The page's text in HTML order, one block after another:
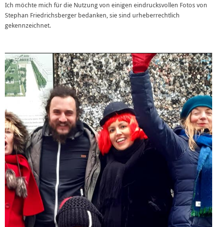
Ich möchte mich für die Nutzung von einigen eindrucksvollen Fotos von
Stephan Friedrichsberger bedanken, sie sind urheberrechtlich
gekennzeichnet.